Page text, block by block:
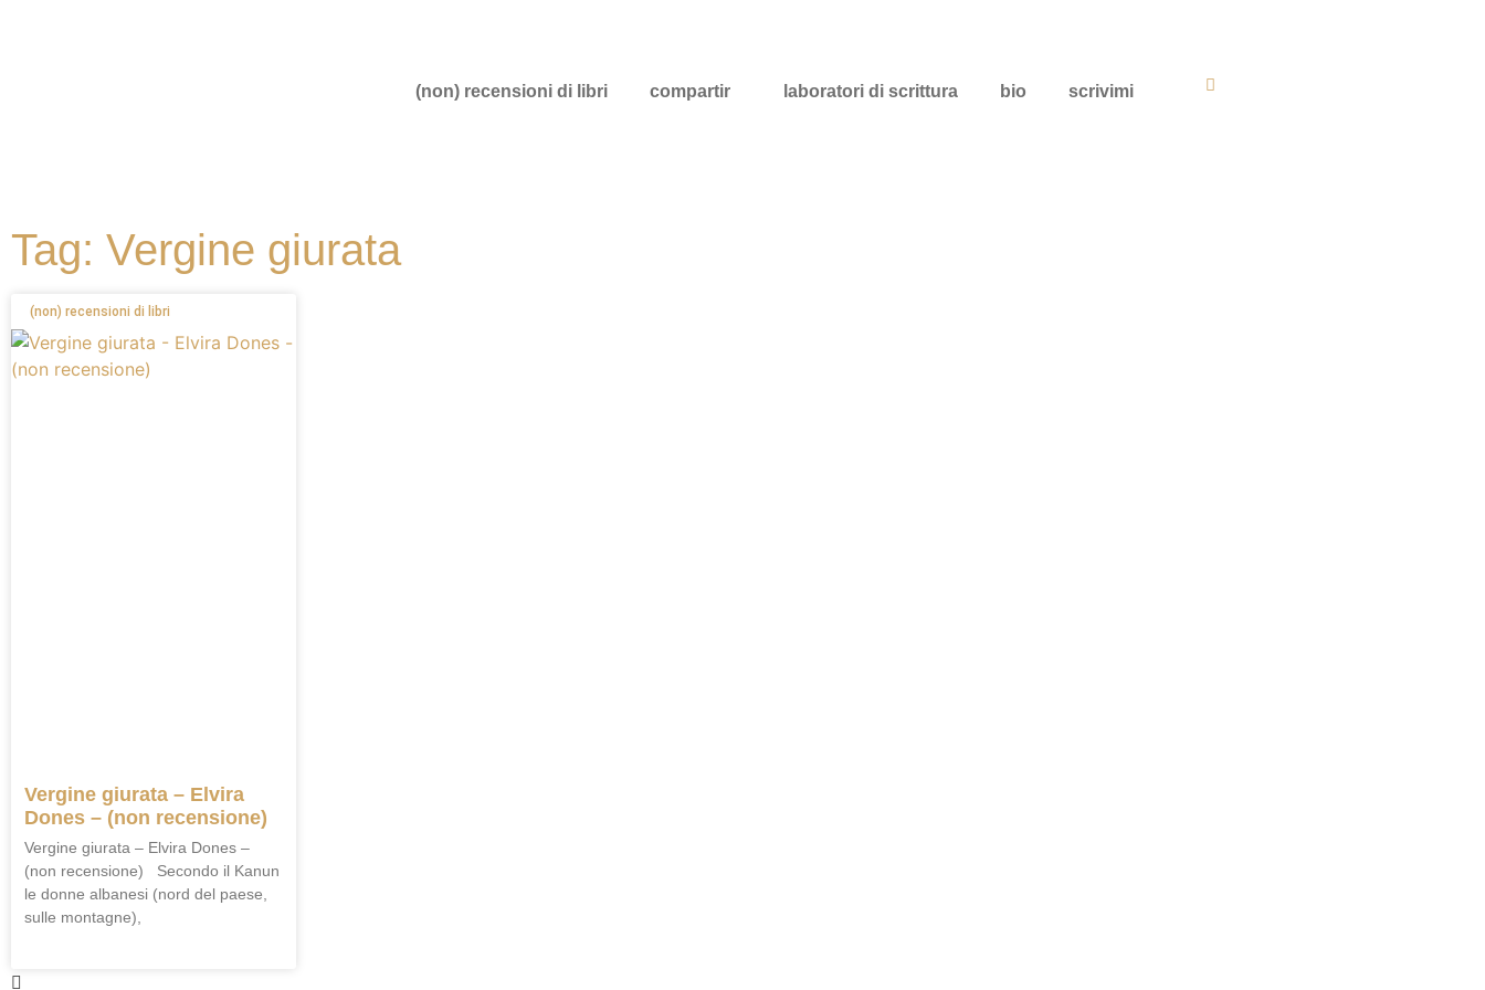
(non) recensioni di libri compartir laboratori di scrittura bio scrivimi
Tag: Vergine giurata
(non) recensioni di libri
Vergine giurata – Elvira
Dones – (non recensione)
Vergine giurata – Elvira Dones –
(non recensione) Secondo il Kanun
le donne albanesi (nord del paese,
sulle montagne),